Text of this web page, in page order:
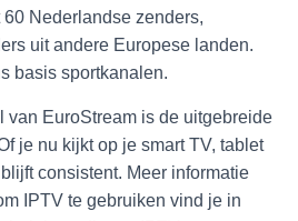
Nederlandse zenders,
uit andere Europese landen.
basis sportkanalen.
van EuroStream is de uitgebreide
je nu kijkt op je smart TV, tablet
consistent. Meer informatie
IPTV te gebruiken vind je in